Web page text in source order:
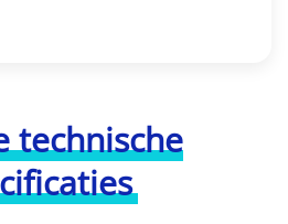
technische